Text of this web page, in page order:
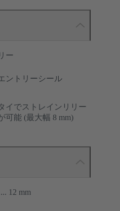
ー
ントリーシール
イでストレインリリー
可能 (最大幅 8 mm)
... 12 mm